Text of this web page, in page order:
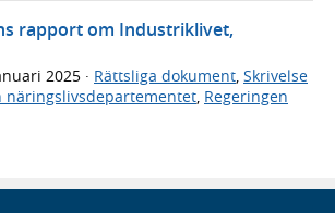
rapport om Industriklivet,
2025 · Rättsliga dokument, Skrivelse
näringslivsdepartementet, Regeringen